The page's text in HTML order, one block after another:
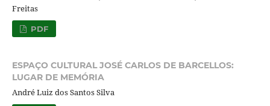
Freitas
PDF
ESPAÇO CULTURAL JOSÉ CARLOS DE BARCELLOS:
LUGAR DE MEMÓRIA
André Luiz dos Santos Silva